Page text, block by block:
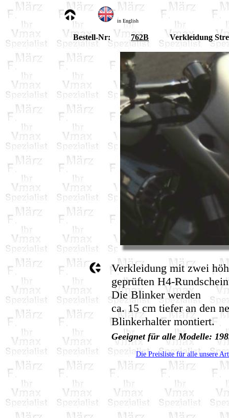
in English
Bestell-Nr: 762B Verkleidung
Verkleidung mit zwei
geprüften H4-
Die Blinker werden
ca. 15 cm tiefer an den
Blinkerhalter montiert.
Geeignet für alle Modelle:
Die Preisliste für alle unsere